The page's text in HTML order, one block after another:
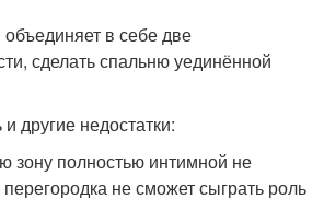
в себе две
сделать спальню уединённой
другие недостатки:
зону полностью интимной не
не сможет сыграть роль